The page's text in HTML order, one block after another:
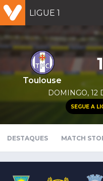
LIGUE 1
Toulouse
DOMINGO, 12
SEGUE A
DESTAQUES MATCH